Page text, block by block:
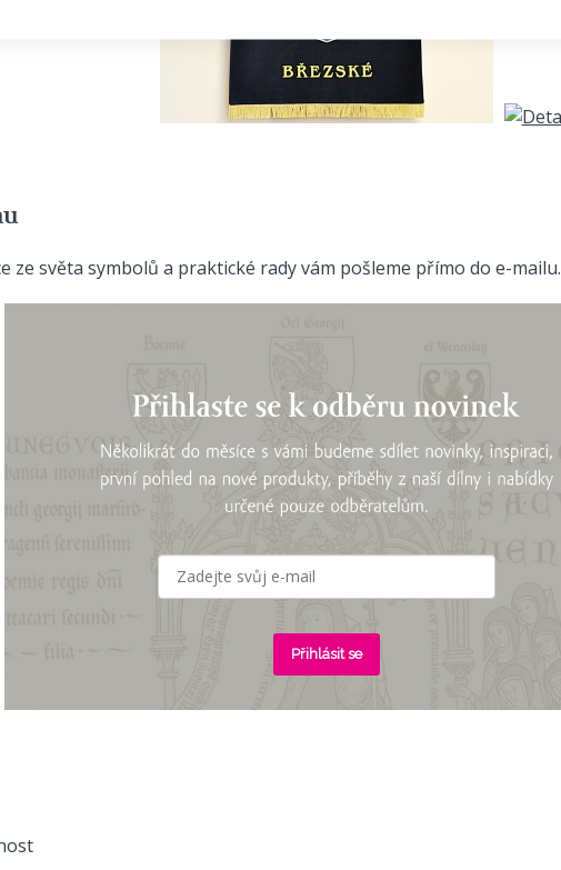
ze světa symbolů a praktické rady vám pošleme přímo do e-mailu.
Přihlásit se